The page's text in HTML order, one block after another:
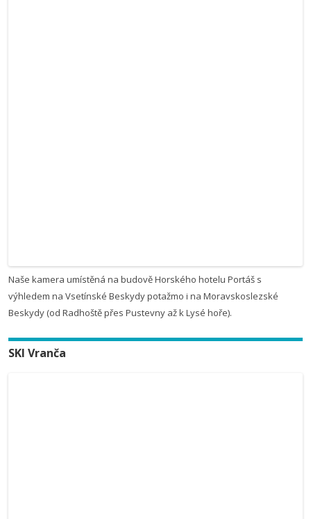
Naše kamera umístěná na budově Horského hotelu Portáš s
výhledem na Vsetínské Beskydy potažmo i na Moravskoslezské
Beskydy (od Radhoště přes Pustevny až k Lysé hoře).
SKI Vranča